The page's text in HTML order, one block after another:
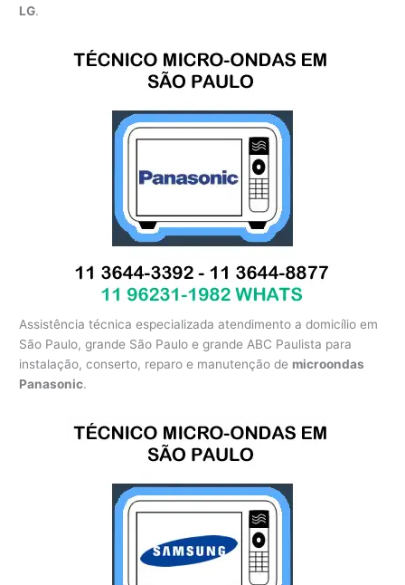
LG.
Assistência técnica especializada atendimento a domicílio em
São Paulo, grande São Paulo e grande ABC Paulista para
instalação, conserto, reparo e manutenção de microondas
Panasonic.